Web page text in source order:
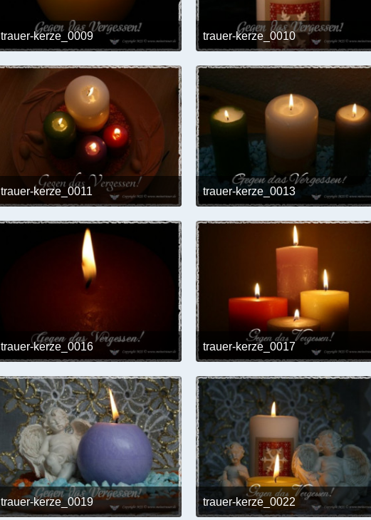
trauer-kerze_0009
24. Mai 2017 um 12:02
trauer-kerze_0010
24. Mai 2017 um 12:02
trauer-kerze_0011
24. Mai 2017 um 12:02
trauer-kerze_0013
24. Mai 2017 um 12:02
trauer-kerze_0016
24. Mai 2017 um 12:02
trauer-kerze_0017
24. Mai 2017 um 12:02
trauer-kerze_0019
24. Mai 2017 um 12:02
trauer-kerze_0022
24. Mai 2017 um 12:02